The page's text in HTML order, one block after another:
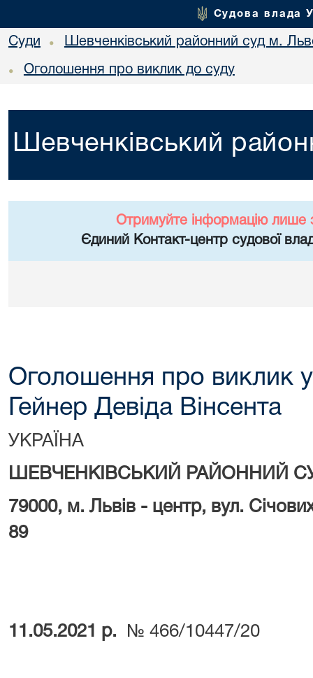
Судова влада
Суди • Шевченківський районний суд м.
• Оголошення про виклик до суду
Шевченківський
Отримуйте інформацію лише
Єдиний Контакт-центр судової
Оголошення про виклик у
Гейнер Девіда Вінсента
УКРАЇНА
ШЕВЧЕНКІВСЬКИЙ РАЙОННИЙ
79000, м. Львів - центр, вул.
89
11.05.2021 р. № 466/10447/20